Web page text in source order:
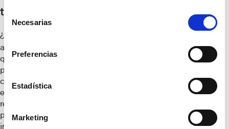
Selección
consentimiento
Necesarias
Preferencias
Estadística
Marketing
techos
¿Alguna vez has oído
aquello de que no hay
que empezar la casa
por el tejado? Sea
cual sea el orden que
elijas, nuestra
recomendación pasa
porque no olvides
incluir el mejor